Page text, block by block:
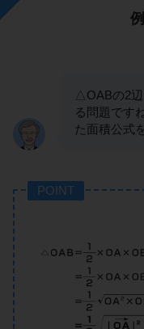
△OABの2
る問題です
た面積公式
POINT